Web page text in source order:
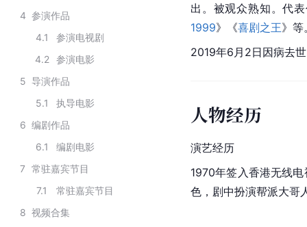
4 参演作品
4.1
参演电视剧
4.2
参演电影
5 导演作品
5.1
执导电影
6 编剧作品
6.1
编剧电影
7 常驻嘉宾节目
7.1
常驻嘉宾节目
8 视频合集
出。被观众熟知。代
1999》《喜剧之王》等
2019年6月2日因病去
人物经历
演艺经历
1970年签入香港无线
色，剧中扮演帮派大哥